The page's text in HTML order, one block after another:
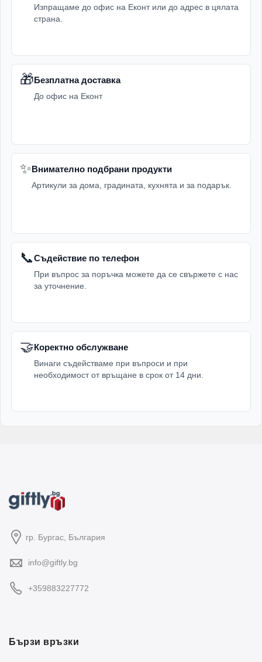
Изпращаме до офис на Еконт или до адрес в цялата
страна.
🎁Безплатна доставка
До офис на Еконт
✨Внимателно подбрани продукти
Артикули за дома, градината, кухнята и за подарък.
📞Съдействие по телефон
При въпрос за поръчка можете да се свържете с нас
за уточнение.
🤝Коректно обслужване
Винаги съдействаме при въпроси и при
необходимост от връщане в срок от 14 дни.
гр. Бургас, България
info@giftly.bg
+359883227772
Бързи връзки